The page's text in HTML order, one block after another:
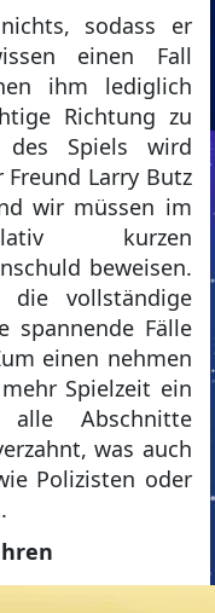
sodass er
einen Fall
ihm lediglich
Richtung zu
Spiels wird
Freund Larry Butz
wir müssen im
kurzen
beweisen.
vollständige
spannende Fälle
einen nehmen
Spielzeit ein
Abschnitte
was auch
Polizisten oder